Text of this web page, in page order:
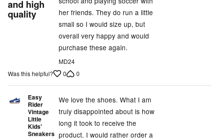
out
of
and high
quality
her friends. They do run a little
small so I would size up, but
overall very happy and would
purchase these again.
MD24
Was this helpful?
0 0
Easy
Rider
Vintage
Little
Kids'
Sneakers
We love the shoes. What I am
truly disappointed about is how
long it took to receive the
product. I would rather order a